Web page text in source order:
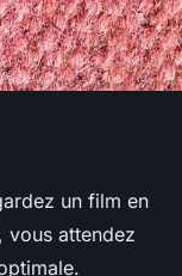
service
un film en
vous attendez